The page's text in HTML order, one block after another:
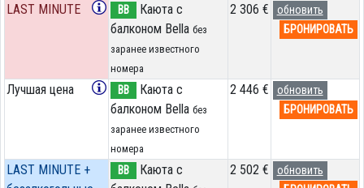
LAST MINUTE BB
Каюта с
балконом Bella без
заранее известного
номера
2 306 €
обновить
БРОНИРОВАТЬ
Лучшая цена BB
Каюта с
балконом Bella без
заранее известного
номера
2 446 €
обновить
БРОНИРОВАТЬ
LAST MINUTE +
BB
Каюта с
2 502 €
обновить